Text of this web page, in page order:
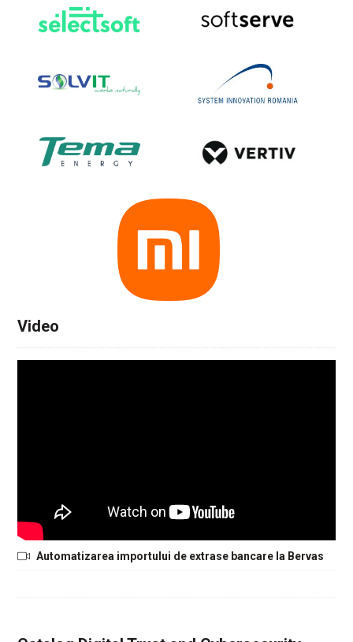
Video
Automatizarea importului de extrase bancare la Bervas